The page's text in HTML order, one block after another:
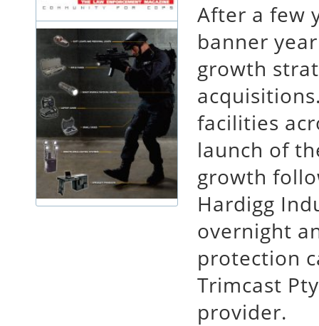
After a few
banner
growth
facilities
launch of
growth
Hardigg
overnight
protection
Trimcast
provider.